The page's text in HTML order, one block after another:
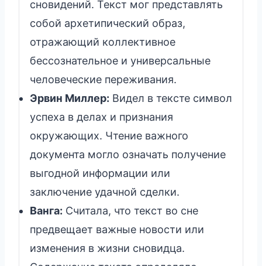
сновидений. Текст мог представлять
собой архетипический образ,
отражающий коллективное
бессознательное и универсальные
человеческие переживания.
Эрвин Миллер: Видел в тексте символ
успеха в делах и признания
окружающих. Чтение важного
документа могло означать получение
выгодной информации или
заключение удачной сделки.
Ванга: Считала, что текст во сне
предвещает важные новости или
изменения в жизни сновидца.